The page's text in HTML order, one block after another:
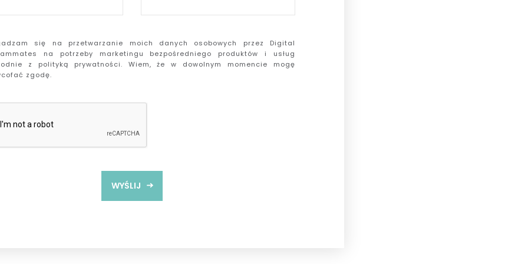
się na przetwarzanie moich danych osobowych przez Digital
na potrzeby marketingu bezpośredniego produktów i usług
z polityką prywatności. Wiem, że w dowolnym momencie mogę
zgodę.
WYŚLIJ